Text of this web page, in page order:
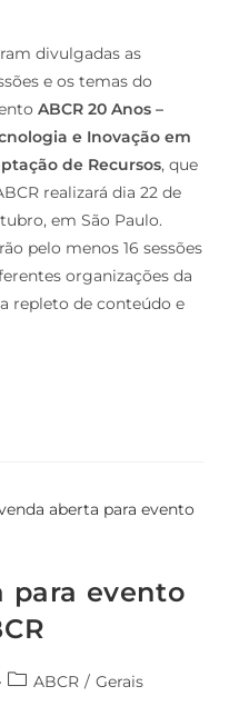
divulgadas as
e os temas do
ABCR 20 Anos –
e Inovação em
de Recursos, que
realizará dia 22 de
em São Paulo.
pelo menos 16 sessões
organizações da
repleto de conteúdo e
para evento
ABCR / Gerais